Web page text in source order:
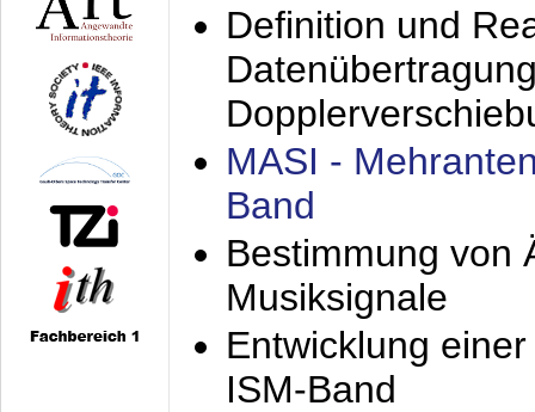
Definition und
MASI -
Band
Bestimmung von
Musiksignale
Entwicklung
ISM-Band